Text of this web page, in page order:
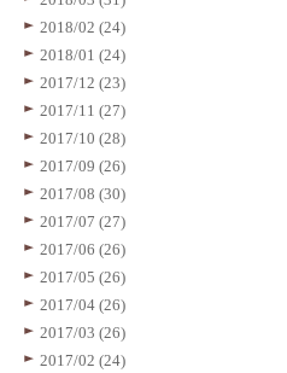
2018/02 (24)
2018/01 (24)
2017/12 (23)
2017/11 (27)
2017/10 (28)
2017/09 (26)
2017/08 (30)
2017/07 (27)
2017/06 (26)
2017/05 (26)
2017/04 (26)
2017/03 (26)
2017/02 (24)